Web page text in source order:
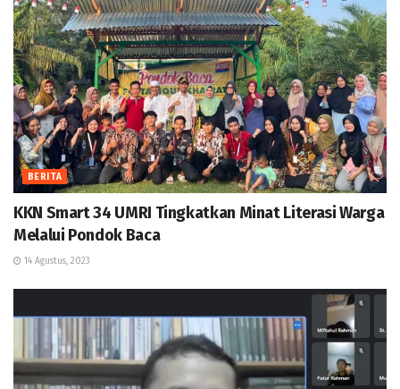
BERITA
KKN Smart 34 UMRI Tingkatkan Minat Literasi Warga
Melalui Pondok Baca
14 Agustus, 2023